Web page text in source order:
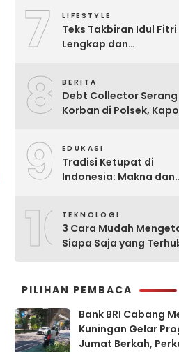
7 LIFESTYLE
Teks Takbiran Idul Fitri
Lengkap dan
8 BERITA
Debt Collector Serang
Korban di Polsek,
9 EDUKASI
Tradisi Ketupat di
Indonesia: Makna dan
10TEKNOLOGI
3 Cara Mudah
Siapa Saja yang
PILIHAN PEMBACA
Bank BRI Cabang
Kuningan Gelar
Jumat Berkah,